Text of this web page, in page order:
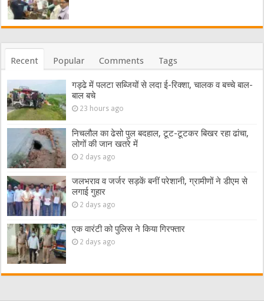
Recent Popular Comments Tags
गड्ढे में पलटा सब्जियों से लदा ई-रिक्शा, चालक व बच्चे बाल-
बाल बचे
23 hours ago
निचलौल का ढेसो पुल बदहाल, टूट-टूटकर बिखर रहा ढांचा,
लोगों की जान खतरे में
2 days ago
जलभराव व जर्जर सड़कें बनीं परेशानी, ग्रामीणों ने डीएम से
लगाई गुहार
2 days ago
एक वारंटी को पुलिस ने किया गिरफ्तार
2 days ago